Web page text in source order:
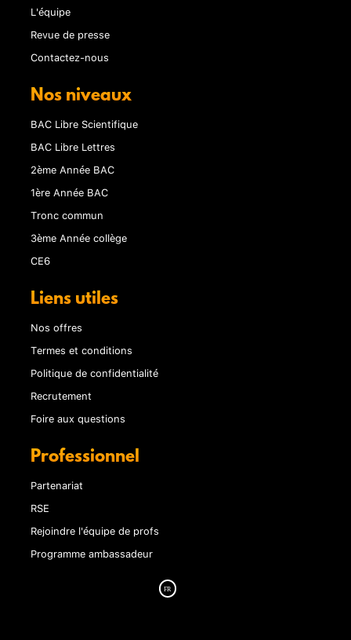
L'équipe
Revue de presse
Contactez-nous
Nos niveaux
BAC Libre Scientifique
BAC Libre Lettres
2ème Année BAC
1ère Année BAC
Tronc commun
3ème Année collège
CE6
Liens utiles
Nos offres
Termes et conditions
Politique de confidentialité
Recrutement
Foire aux questions
Professionnel
Partenariat
RSE
Rejoindre l'équipe de profs
Programme ambassadeur